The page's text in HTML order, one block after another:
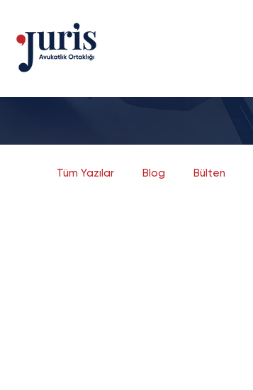
Tüm Yazılar Blog Bülten